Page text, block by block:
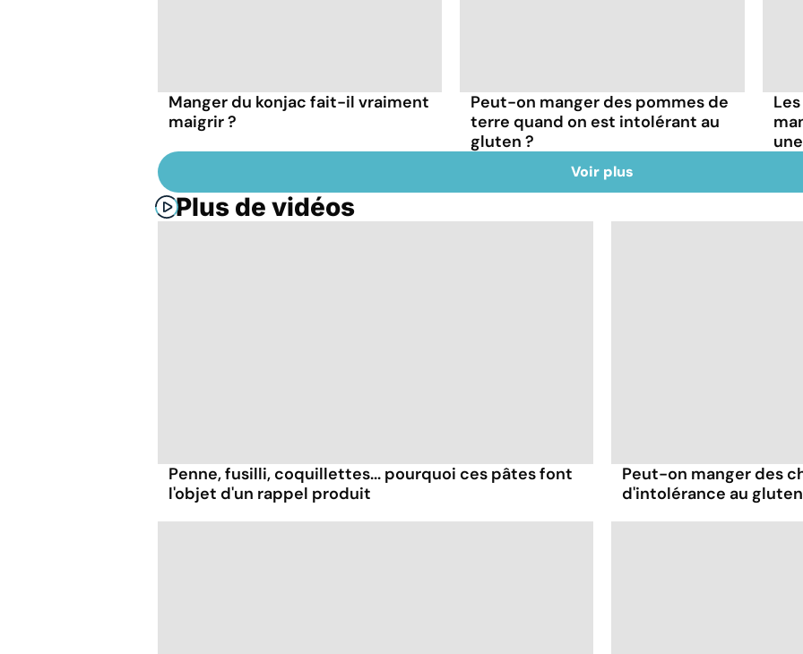
Manger du konjac fait-il vraiment
maigrir ?
Peut-on manger des pommes de
terre quand on est intolérant au
gluten ?
Voir plus
Plus de vidéos
Penne, fusilli, coquillettes... pourquoi ces pâtes font
l'objet d'un rappel produit
Peut-on manger des
d'intolérance au